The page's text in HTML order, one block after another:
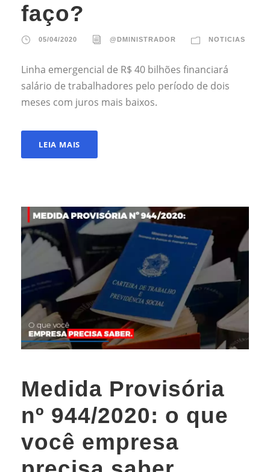
faço?
05/04/2020 @DMINISTRADOR NOTICIAS
Linha emergencial de R$ 40 bilhões financiará
salário de trabalhadores pelo período de dois
meses com juros mais baixos.
LEIA MAIS
Medida Provisória
nº 944/2020: o que
você empresa